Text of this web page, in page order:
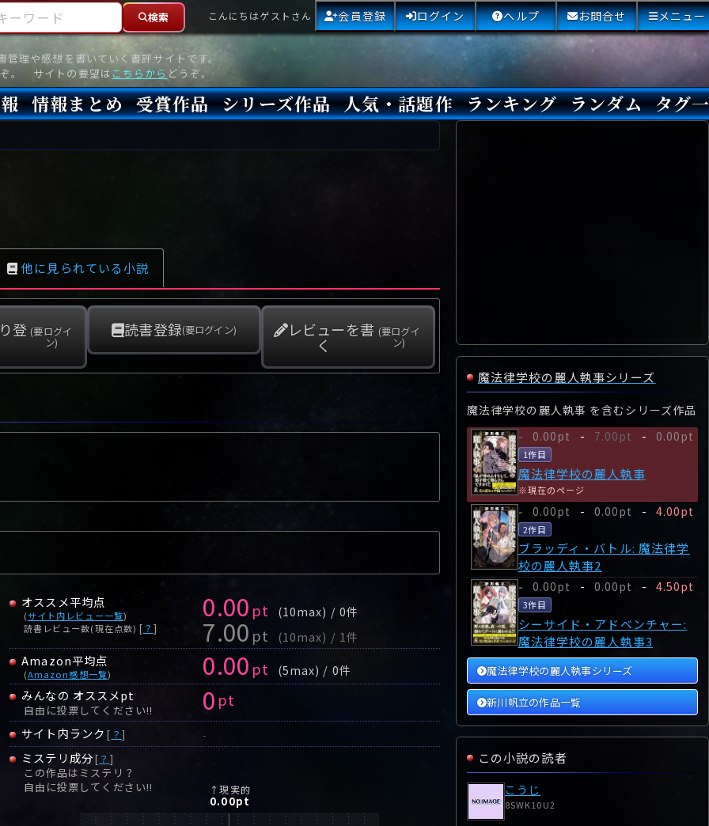
理や感想を書いていく書評サイトです。
。 サイトの要望は こちらから どうぞ。
検索 こんにちはゲストさん 会員登録 ログイン ヘルプ お問合せ メニュー
情報まとめ 受賞作品 シリーズ作品 人気・話題作 ランキング ランダム タグ
他に見られている小説
登 (要ログイ
ン)
読書登録(要ログイン) レビューを書
く
(要ログイ
ン)
オススメ平均点
(サイト内レビュー一覧)
読書レビュー数(現在点数) [ ？ ]
0.00 pt (10max) / 0件
7.00 pt (10max) / 1件
Amazon平均点
(Amazon感想一覧) 0.00 pt (5max) / 0件
みんなの オススメpt
自由に投票してください!! 0 pt
サイト内ランク [ ？ ] -
ミステリ成分[ ？ ]
この作品はミステリ？
自由に投票してください!!
↑現実的
0.00pt
魔法律学校の麗人執事シリーズ
魔法律学校の麗人執事 を含むシリーズ作品
- 0.00pt - 7.00pt - 0.00pt
1作目
魔法律学校の麗人執事
※現在のページ
- 0.00pt - 0.00pt - 4.00pt
2作目
ブラッディ・バトル: 魔法律学
校の麗人執事2
- 0.00pt - 0.00pt - 4.50pt
3作目
シーサイド・アドベンチャー:
魔法律学校の麗人執事3
魔法律学校の麗人執事シリーズ
新川帆立の作品一覧
この小説の読者
こうじ
8SWK10U2